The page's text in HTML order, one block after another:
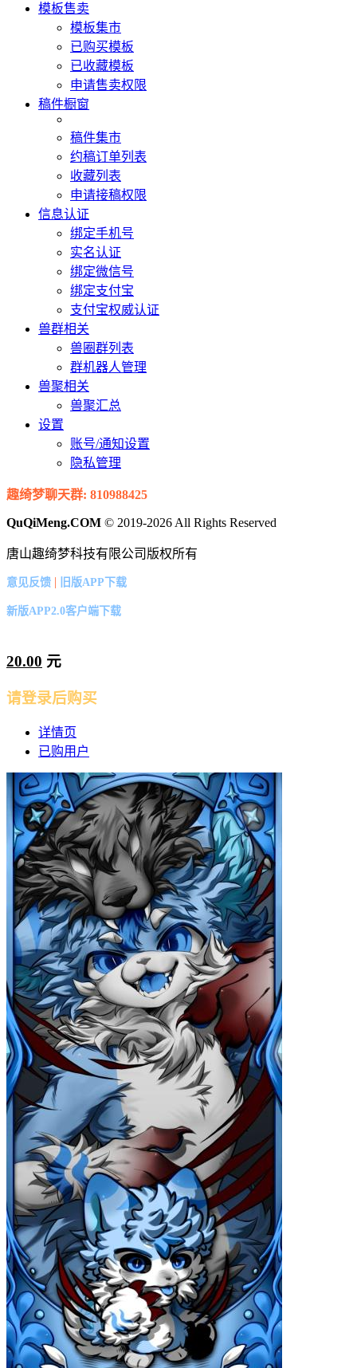
模板售卖
模板集市
已购买模板
已收藏模板
申请售卖权限
稿件橱窗
稿件集市
约稿订单列表
收藏列表
申请接稿权限
信息认证
绑定手机号
实名认证
绑定微信号
绑定支付宝
支付宝权威认证
兽群相关
兽圈群列表
群机器人管理
兽聚相关
兽聚汇总
设置
账号/通知设置
隐私管理
趣绮梦聊天群: 810988425
QuQiMeng.COM © 2019-2026 All Rights Reserved
唐山趣绮梦科技有限公司版权所有
意见反馈 | 旧版APP下载
新版APP2.0客户端下载
20.00 元
请登录后购买
详情页
已购用户